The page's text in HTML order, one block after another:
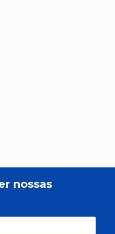
nossas